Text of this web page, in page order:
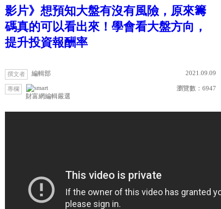
影片》想預知大盤有沒有風險，原來籌
碼真的可以看出來！學會看大盤方向，
提升投資報酬率
撰文者 編輯部 2021.09.09
專欄
財富網編輯嚴選
瀏覽數： 6947